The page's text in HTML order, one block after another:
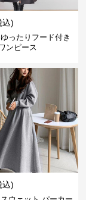
込)
ったりフード付き
ンピース
込)